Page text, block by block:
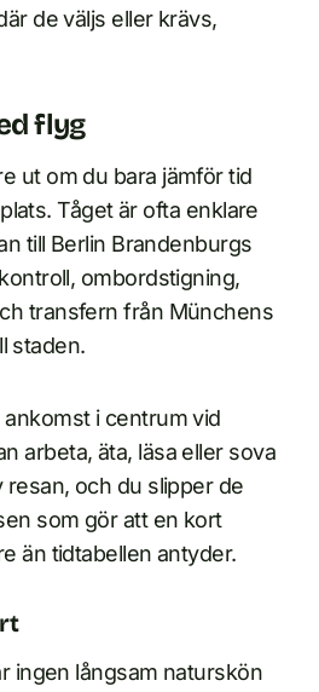
de väljs eller krävs,
flyg
ut om du bara jämför tid
Tåget är ofta enklare
till Berlin Brandenburgs
ombordstigning,
transfern från Münchens
staden.
i centrum vid
arbeta, äta, läsa eller sova
resan, och du slipper de
som gör att en kort
än tidtabellen antyder.
ingen långsam naturskön